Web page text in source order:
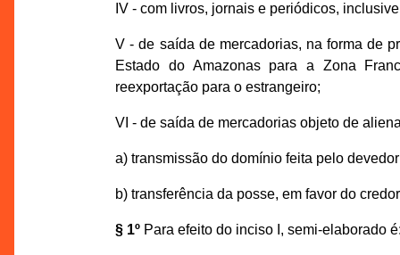
IV - com livros, jornais e periódicos,
V - de saída de mercadorias, na forma de
Estado do Amazonas para a Zona
reexportação para o estrangeiro;
VI - de saída de mercadorias objeto de
a) transmissão do domínio feita pelo
b) transferência da posse, em favor do
§ 1º Para efeito do inciso I, semi-elaborado